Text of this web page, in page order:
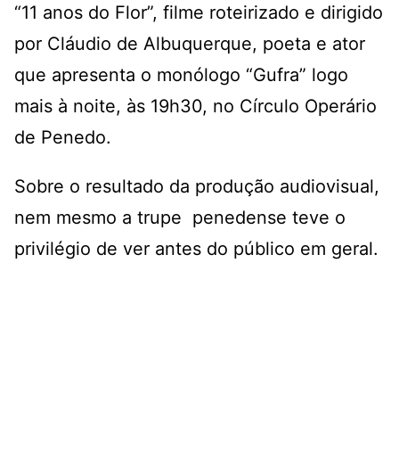
“11 anos do Flor”, filme roteirizado e dirigido
por Cláudio de Albuquerque, poeta e ator
que apresenta o monólogo “Gufra” logo
mais à noite, às 19h30, no Círculo Operário
de Penedo.
Sobre o resultado da produção audiovisual,
nem mesmo a trupe penedense teve o
privilégio de ver antes do público em geral.